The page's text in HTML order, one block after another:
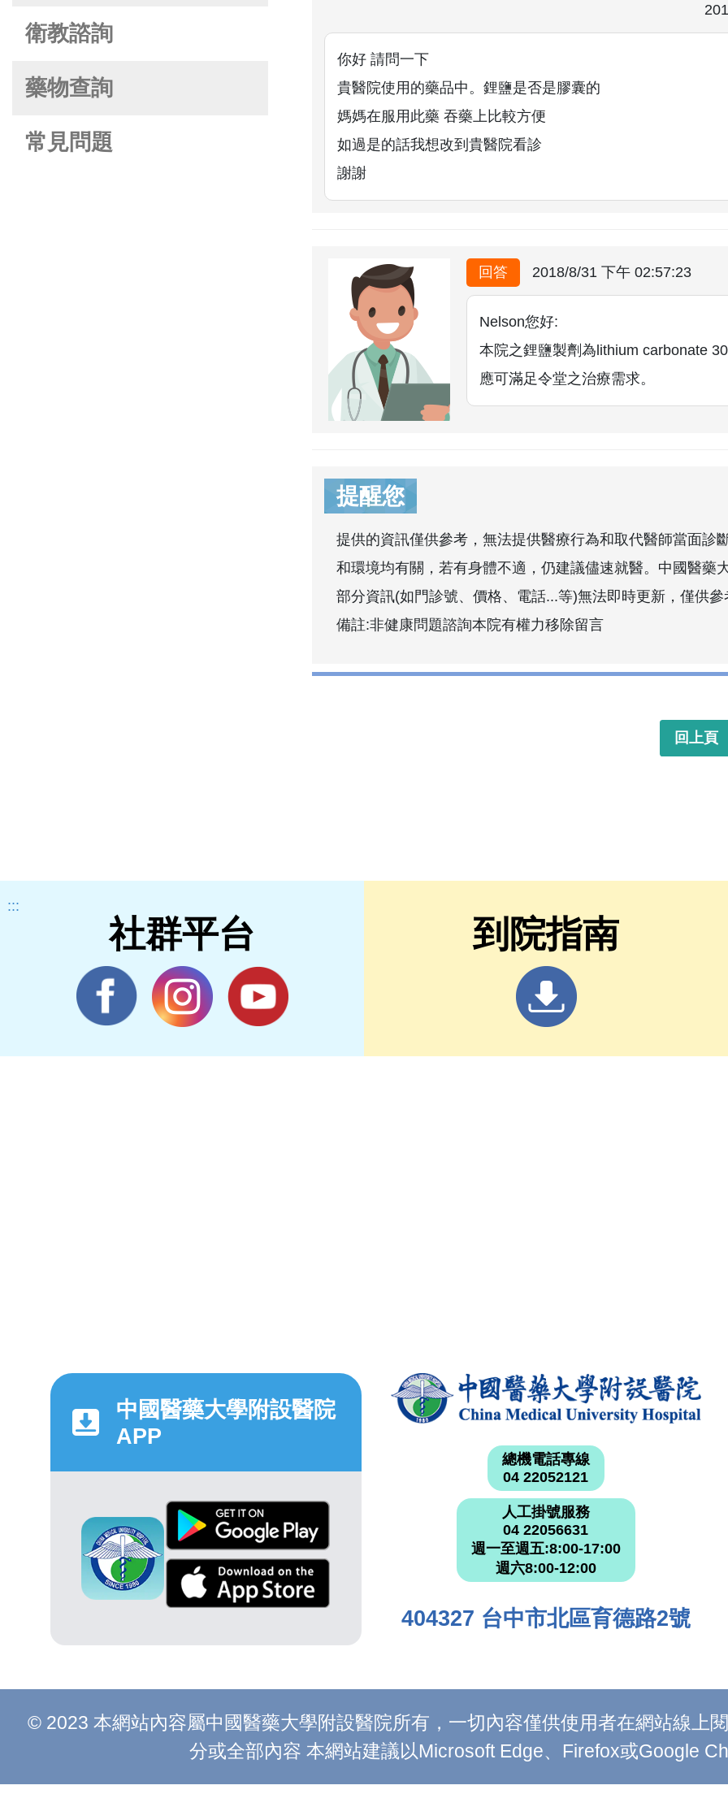
衛教諮詢
藥物查詢
常見問題
你好 請問一下
貴醫院使用的藥品中。鋰鹽是否是膠囊的
媽媽在服用此藥 吞藥上比較方便
如過是的話我想改到貴醫院看診
謝謝
回答 2018/8/31 下午 02:57:23
Nelson您好:
本院之鋰鹽製劑為lithium carbonate
應可滿足令堂之治療需求。
提醒您
提供的資訊僅供參考，無法提供醫療行為和取代醫師當面診
和環境均有關，若有身體不適，仍建議儘速就醫。中國醫藥
部分資訊(如門診號、價格、電話...等)無法即時更新，僅供參
備註:非健康問題諮詢本院有權力移除留言
回上頁
:::
社群平台 到院指南
中國醫藥大學附設醫院
APP
總機電話專線
04 22052121
人工掛號服務
04 22056631
週一至週五:8:00-17:00
週六8:00-12:00
404327 台中市北區育德路2號
© 2023 本網站內容屬中國醫藥大學附設醫院所有，一切內容僅供使用者在網站線上
分或全部內容 本網站建議以Microsoft Edge、Firefox或Google